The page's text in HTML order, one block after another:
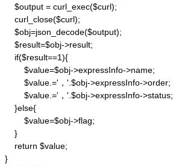
    $output = curl_exec($curl);
    curl_close($curl);
    $obj=json_decode($output);
    $result=$obj->result;
    if($result==1){
        $value=$obj->expressInfo->name;
        $value.='，'.$obj->expressInfo->order;
        $value.='，'.$obj->expressInfo->status;
    }else{
        $value=$obj->flag;
    }
    return $value;
}